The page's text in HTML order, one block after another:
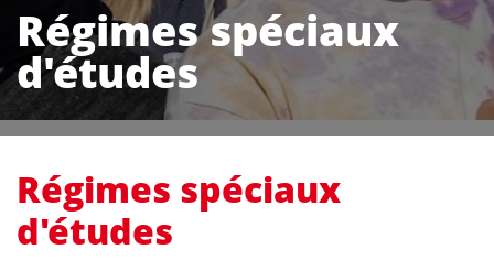
Régimes spéciaux
d'études
Régimes spéciaux
d'études